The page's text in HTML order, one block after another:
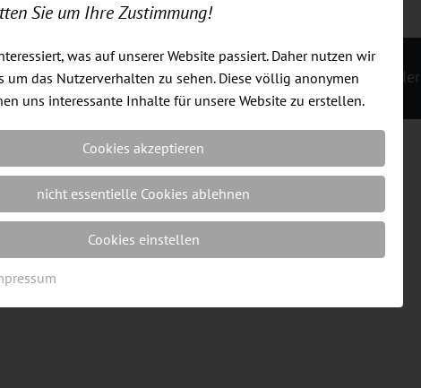
| Datenschutz|Cookie Einstellungen| Webdesign von der
Sie um Ihre Zustimmung!
was auf unserer Website passiert. Daher nutzen wir
um das Nutzerverhalten zu sehen. Diese völlig anonymen
uns interessante Inhalte für unsere Website zu erstellen.
Cookies akzeptieren
nicht essentielle Cookies ablehnen
Cookies einstellen